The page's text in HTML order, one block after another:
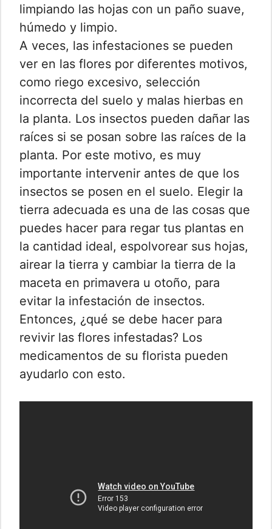
limpiando las hojas con un paño suave,
húmedo y limpio.
A veces, las infestaciones se pueden
ver en las flores por diferentes motivos,
como riego excesivo, selección
incorrecta del suelo y malas hierbas en
la planta. Los insectos pueden dañar las
raíces si se posan sobre las raíces de la
planta. Por este motivo, es muy
importante intervenir antes de que los
insectos se posen en el suelo. Elegir la
tierra adecuada es una de las cosas que
puedes hacer para regar tus plantas en
la cantidad ideal, espolvorear sus hojas,
airear la tierra y cambiar la tierra de la
maceta en primavera u otoño, para
evitar la infestación de insectos.
Entonces, ¿qué se debe hacer para
revivir las flores infestadas? Los
medicamentos de su florista pueden
ayudarlo con esto.